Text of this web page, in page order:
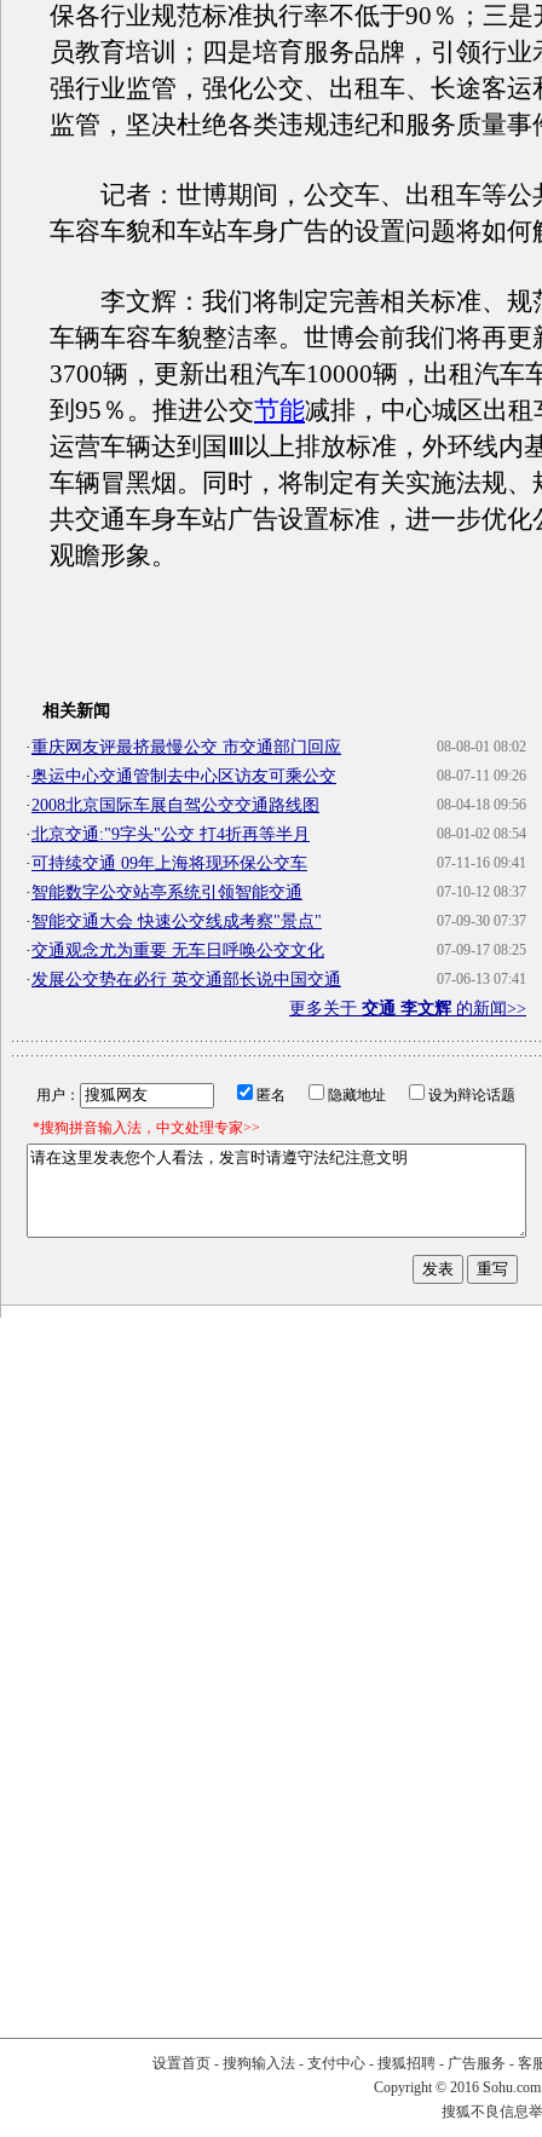
保各行业规范标准执行率不低于90％；三
员教育培训；四是培育服务品牌，引领行业
强行业监管，强化公交、出租车、长途客运
监管，坚决杜绝各类违规违纪和服务质量事
记者：世博期间，公交车、出租车等公
车容车貌和车站车身广告的设置问题将如何
李文辉：我们将制定完善相关标准、规
车辆车容车貌整洁率。世博会前我们将再更
3700辆，更新出租汽车10000辆，出租汽车
到95％。推进公交节能减排，中心城区出租
运营车辆达到国Ⅲ以上排放标准，外环线内
车辆冒黑烟。同时，将制定有关实施法规、
共交通车身车站广告设置标准，进一步优化
观瞻形象。
相关新闻
08-08-01 08:02
·重庆网友评最挤最慢公交 市交通部门回应
08-07-11 09:26
·奥运中心交通管制去中心区访友可乘公交
08-04-18 09:56
·2008北京国际车展自驾公交交通路线图
08-01-02 08:54
·北京交通:"9字头"公交 打4折再等半月
07-11-16 09:41
·可持续交通 09年上海将现环保公交车
07-10-12 08:37
·智能数字公交站亭系统引领智能交通
07-09-30 07:37
·智能交通大会 快速公交线成考察"景点"
07-09-17 08:25
·交通观念尤为重要 无车日呼唤公交文化
07-06-13 07:41
·发展公交势在必行 英交通部长说中国交通
更多关于 交通 李文辉 的新闻>>
用户： 匿名 隐藏地址
设为辩论话题
*搜狗拼音输入法，中文处理专家>>
设置首页- 搜狗输入法- 支付中心- 搜狐招聘- 广告服务 - 客
Copyright © 2016
搜狐不良信息